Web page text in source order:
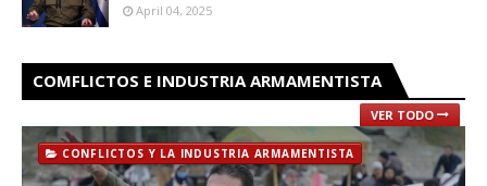
April 04, 2025
COMFLICTOS E INDUSTRIA ARMAMENTISTA
VER TODO
CONFLICTOS Y LA INDUSTRIA ARMAMENTISTA